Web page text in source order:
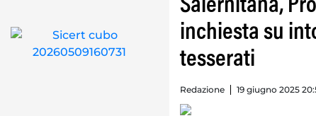
Salernitana,
inchiesta su
tesserati
Redazione 19 giugno 2025